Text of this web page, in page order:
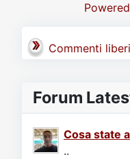
Commenti
Forum
Cosa state
..